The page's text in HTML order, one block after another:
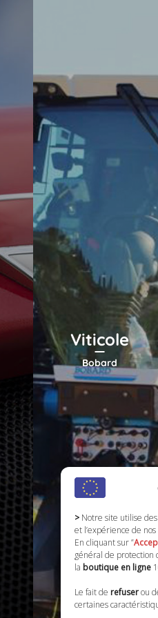
> Notre site utilise des
et l’expérience de
En cliquant sur ”
général de protection
la boutique en ligne
Le fait de refuserou
certaines
Viticole
Bobard